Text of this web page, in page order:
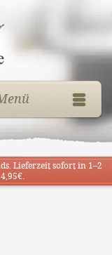
Lieferzeit sofort in 1–2